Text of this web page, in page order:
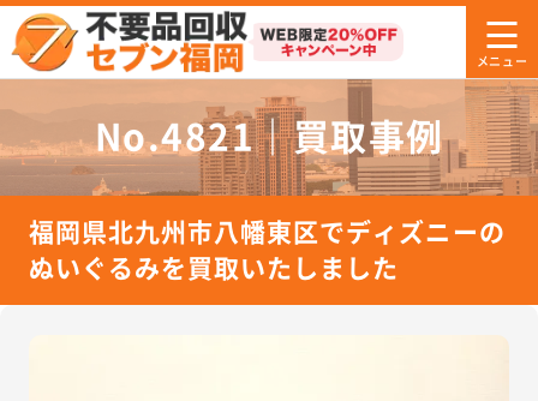
No.4821｜買取事例
福岡県北九州市八幡東区でディズニーの
ぬいぐるみを買取いたしました